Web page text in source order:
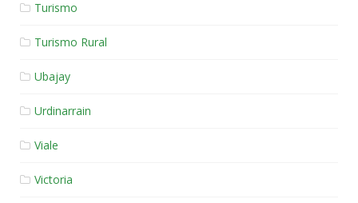
Turismo
Turismo Rural
Ubajay
Urdinarrain
Viale
Victoria